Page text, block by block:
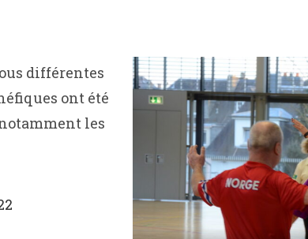
différentes
ont été
les